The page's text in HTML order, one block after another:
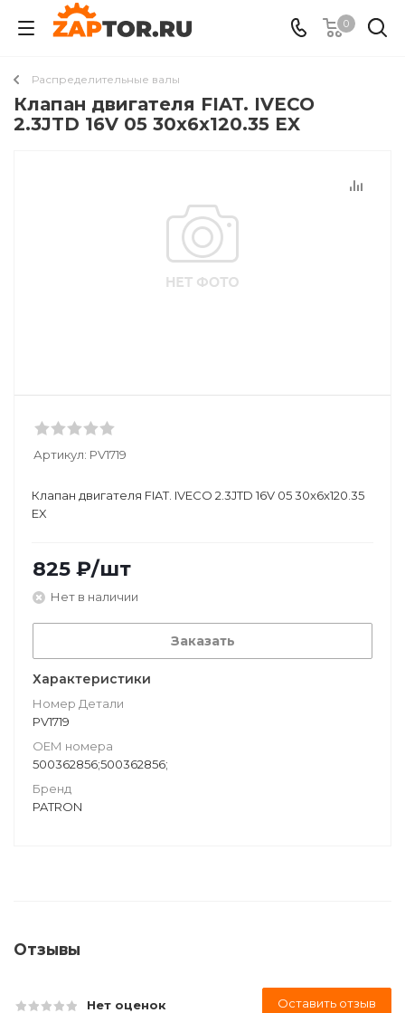
0
Распределительные валы
Клапан двигателя FIAT. IVECO
2.3JTD 16V 05 30x6x120.35 EX
Артикул: PV1719
Клапан двигателя FIAT. IVECO 2.3JTD 16V 05 30x6x120.35
EX
825 ₽/шт
Нет в наличии
Заказать
Характеристики
Номер Детали
PV1719
ОЕМ номера
500362856;500362856;
Бренд
PATRON
Отзывы
Нет оценок Оставить отзыв